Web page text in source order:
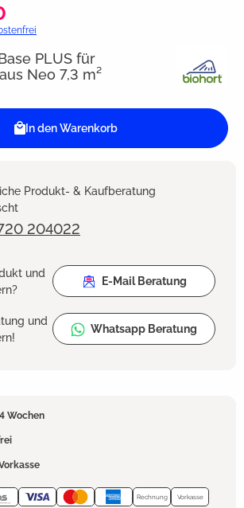
PLUS für
Neo 7,3 m²
In den Warenkorb
Produkt- & Kaufberatung
204022
und
E-Mail Beratung
und
Whatsapp Beratung
Wochen
Rechnung Vorkasse